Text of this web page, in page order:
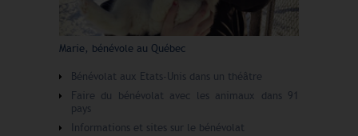
Marie, bénévole au Québec
Bénévolat aux Etats-Unis dans un théâtre
Faire du bénévolat avec les animaux dans 91
pays
Informations et sites sur le bénévolat